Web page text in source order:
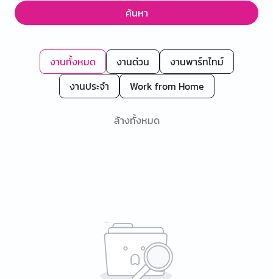
ค้นหา
งานทั้งหมด งานด่วน
งานพาร์ทไทม์
งานประจำ
Work from Home
ล้างทั้งหมด